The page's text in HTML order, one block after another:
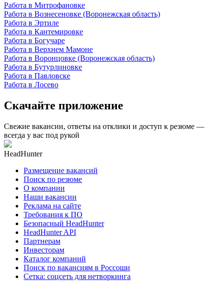
Работа в Митрофановке
Работа в Вознесеновке (Воронежская область)
Работа в Эртиле
Работа в Кантемировке
Работа в Богучаре
Работа в Верхнем Мамоне
Работа в Воронцовке (Воронежская область)
Работа в Бутурлиновке
Работа в Павловске
Работа в Лосево
Скачайте приложение
Свежие вакансии, ответы на отклики и доступ к резюме —
всегда у вас под рукой
HeadHunter
Размещение вакансий
Поиск по резюме
О компании
Наши вакансии
Реклама на сайте
Требования к ПО
Безопасный HeadHunter
HeadHunter API
Партнерам
Инвесторам
Каталог компаний
Поиск по вакансиям в Россоши
Сетка: соцсеть для нетворкинга